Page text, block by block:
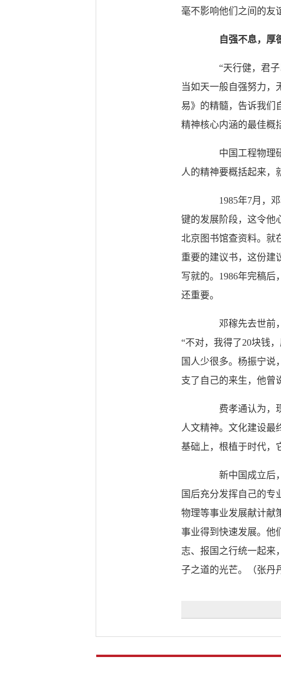
毫不影响他们之间的友
自强不息，厚
“天行健，君子
当如天一般自强努力，
易》的精髓，告诉我们
精神核心内涵的最佳概
中国工程物理研
人的精神要概括起来，
1985年7月，邓
键的发展阶段，这令他
北京图书馆查资料。就
重要的建议书，这份建
写就的。1986年完稿
还重要。
邓稼先去世前，
“不对，我得了20块钱
国人少很多。杨振宁说
支了自己的来生，他曾
费孝通认为，现
人文精神。文化建设最
基础上，根植于时代，
新中国成立后，
国后充分发挥自己的专
物理等事业发展献计献
事业得到快速发展。他
志、报国之行统一起来
子之道的光芒。（张丹